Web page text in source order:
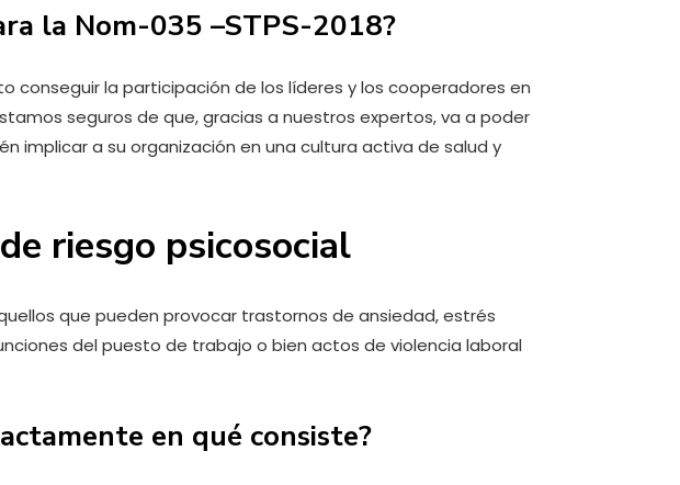
la Nom-035 –STPS-2018?
conseguir la participación de los líderes y los cooperadores en
seguros de que, gracias a nuestros expertos, va a poder
implicar a su organización en una cultura activa de salud y
riesgo psicosocial
que pueden provocar trastornos de ansiedad, estrés
del puesto de trabajo o bien actos de violencia laboral
en qué consiste?